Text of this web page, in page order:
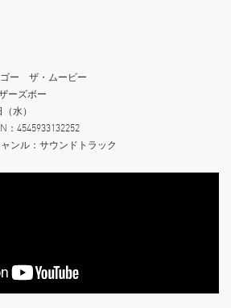
ー ザ・ムービー
ーズボー
日（水）
4545933132252
ンル：サウンドトラック